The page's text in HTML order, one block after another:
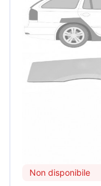
Non disponibile